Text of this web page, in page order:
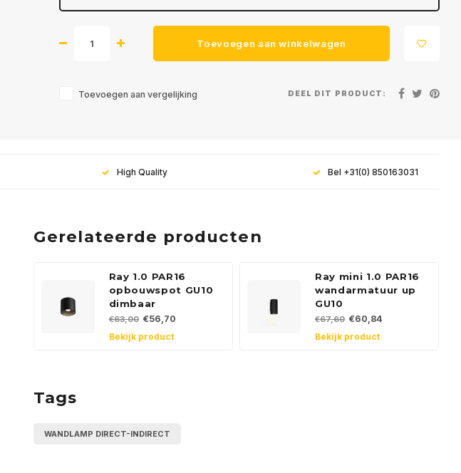
Meld je aan voor onze
Toevoegen aan winkelwagen
Toevoegen aan vergelijking DEEL DIT PRODUCT:
High Quality Bel +31(0) 850163031
Gerelateerde producten
Ray 1.0 PAR16
opbouwspot GU10
dimbaar
€63,00 €56,70
Bekijk product
Ray mini 1.0 PAR16
wandarmatuur up
GU10
€67,60 €60,84
Bekijk product
Tags
WANDLAMP DIRECT-INDIRECT